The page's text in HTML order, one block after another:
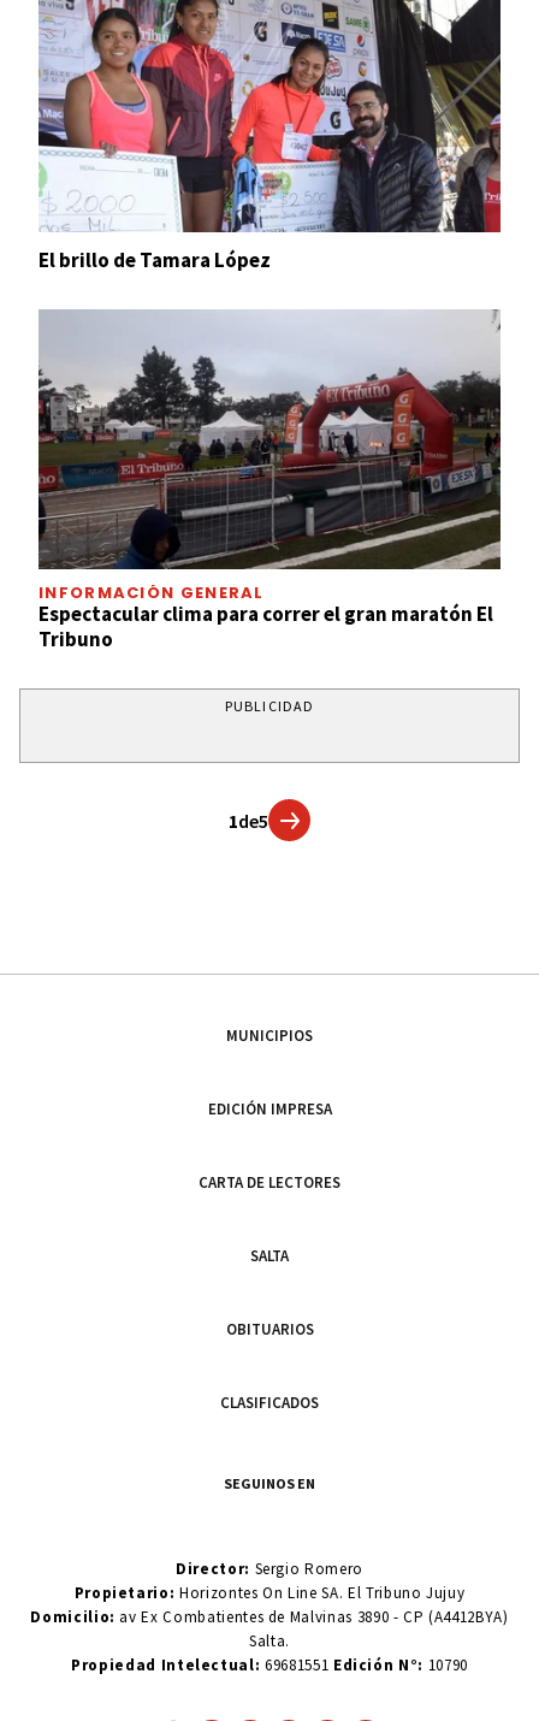
El brillo de Tamara López
INFORMACIÓN GENERAL
Espectacular clima para correr el gran maratón El
Tribuno
PUBLICIDAD
1de5
MUNICIPIOS
EDICIÓN IMPRESA
CARTA DE LECTORES
SALTA
OBITUARIOS
CLASIFICADOS
SEGUINOS EN
Director: Sergio Romero
Propietario:Horizontes On Line SA. El Tribuno Jujuy
Domicilio: av Ex Combatientes de Malvinas 3890 - CP (A4412BYA)
Salta.
Propiedad Intelectual: 69681551 Edición N°: 10790